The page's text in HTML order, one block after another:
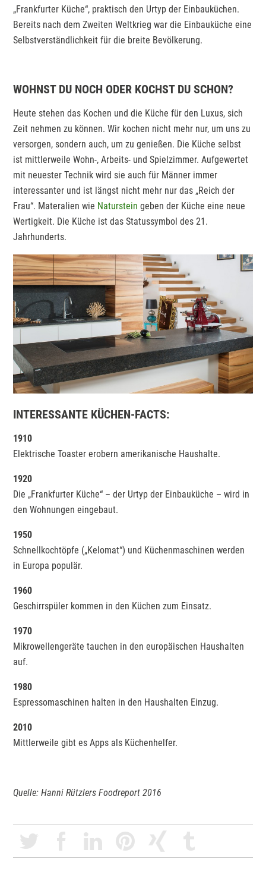
„Frankfurter Küche“, praktisch den Urtyp der Einbauküchen.
Bereits nach dem Zweiten Weltkrieg war die Einbauküche eine
Selbstverständlichkeit für die breite Bevölkerung.
WOHNST DU NOCH ODER KOCHST DU SCHON?
Heute stehen das Kochen und die Küche für den Luxus, sich
Zeit nehmen zu können. Wir kochen nicht mehr nur, um uns zu
versorgen, sondern auch, um zu genießen. Die Küche selbst
ist mittlerweile Wohn-, Arbeits- und Spielzimmer. Aufgewertet
mit neuester Technik wird sie auch für Männer immer
interessanter und ist längst nicht mehr nur das „Reich der
Frau“. Materalien wie Naturstein geben der Küche eine neue
Wertigkeit. Die Küche ist das Statussymbol des 21.
Jahrhunderts.
INTERESSANTE KÜCHEN-FACTS:
1910
Elektrische Toaster erobern amerikanische Haushalte.
1920
Die „Frankfurter Küche“ – der Urtyp der Einbauküche – wird in
den Wohnungen eingebaut.
1950
Schnellkochtöpfe („Kelomat“) und Küchenmaschinen werden
in Europa populär.
1960
Geschirrspüler kommen in den Küchen zum Einsatz.
1970
Mikrowellengeräte tauchen in den europäischen Haushalten
auf.
1980
Espressomaschinen halten in den Haushalten Einzug.
2010
Mittlerweile gibt es Apps als Küchenhelfer.
Quelle: Hanni Rützlers Foodreport 2016